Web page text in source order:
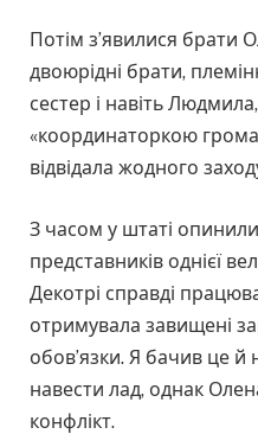
Потім з’явилися
двоюрідні брати,
сестер і навіть
«координаторкою
відвідала жодного
З часом у штаті
представників однієї
Декотрі справді
отримувала завищені
обов’язки. Я бачив це
навести лад, однак
конфлікт.